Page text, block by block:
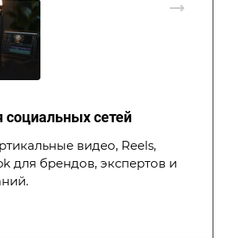
социальных сетей
видео, Reels,
для брендов, экспертов и